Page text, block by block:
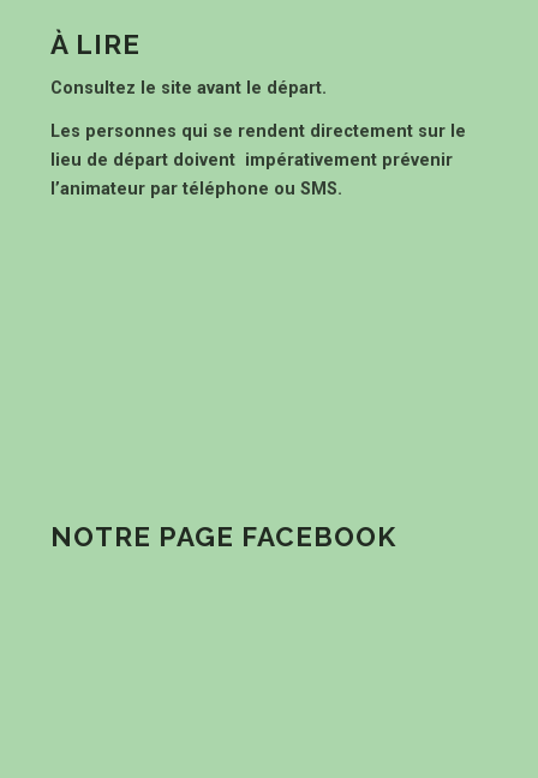
À LIRE
Consultez le site avant le départ.
Les personnes qui se rendent directement sur le
lieu de départ doivent impérativement prévenir
l’animateur par téléphone ou SMS.
NOTRE PAGE FACEBOOK